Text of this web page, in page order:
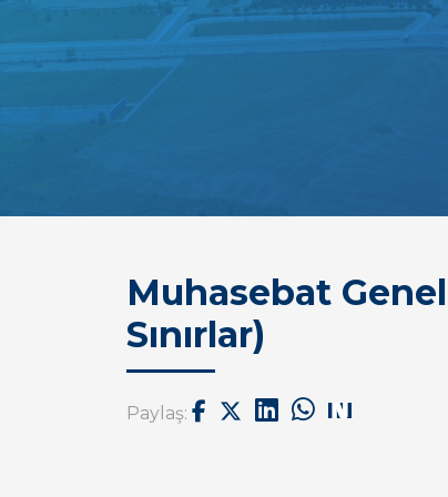
Muhasebat
Sınırlar)
Paylaş: